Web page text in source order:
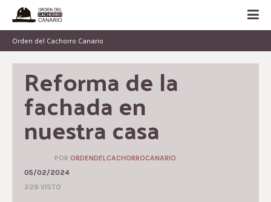
Orden del Cachorro Canario
Reforma de la
fachada en
nuestra casa
POR ORDENDELCACHORROCANARIO
05/02/2024
229 VISTO